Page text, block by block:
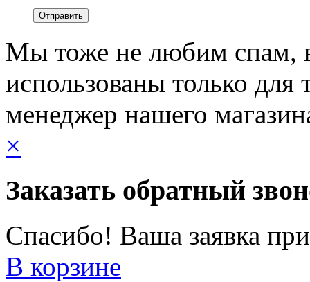
Мы тоже не любим спам,
использованы только для
менеджер нашего
×
Заказать обратный
Спасибо! Ваша заявка
В корзине